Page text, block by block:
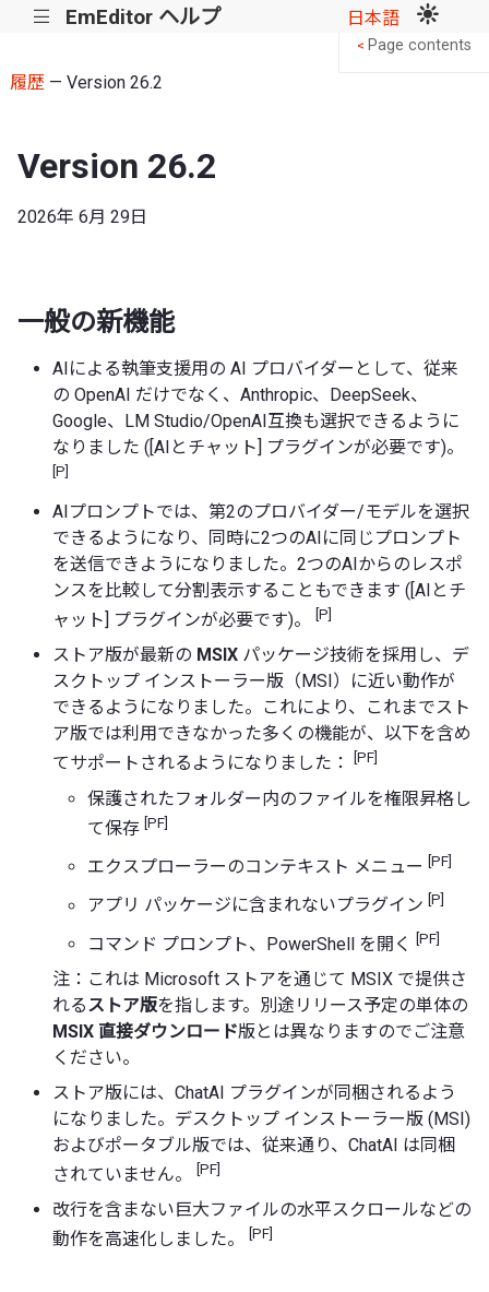
||| EmEditor ヘルプ 日本語
履歴 — Version 26.2
Version 26.2
2026年 6月 29日
一般の新機能
AIによる執筆支援用の AI プロバイダーとして、従来
の OpenAI だけでなく、Anthropic、DeepSeek、
Google、LM Studio/OpenAI互換も選択できるように
なりました ([AIとチャット] プラグインが必要です)。
[P]
AIプロンプトでは、第2のプロバイダー/モデルを選択
できるようになり、同時に2つのAIに同じプロンプト
を送信できようになりました。2つのAIからのレスポ
ンスを比較して分割表示することもできます ([AIとチ
ャット] プラグインが必要です)。
[P]
ストア版が最新の MSIX パッケージ技術を採用し、デ
スクトップ インストーラー版（MSI）に近い動作が
できるようになりました。これにより、これまでスト
ア版では利用できなかった多くの機能が、以下を含め
てサポートされるようになりました：
[PF]
保護されたフォルダー内のファイルを権限昇格し
て保存 [PF]
エクスプローラーのコンテキスト メニュー [PF]
アプリ パッケージに含まれないプラグイン [P]
コマンド プロンプト、PowerShell を開く [PF]
注：これは Microsoft ストアを通じて MSIX で提供さ
れるストア版を指します。別途リリース予定の単体の
MSIX 直接ダウンロード版とは異なりますのでご注意
ください。
ストア版には、ChatAI プラグインが同梱されるよう
になりました。デスクトップ インストーラー版 (MSI)
およびポータブル版では、従来通り、ChatAI は同梱
されていません。
[PF]
改行を含まない巨大ファイルの水平スクロールなどの
動作を高速化しました。
[PF]
< Page contents